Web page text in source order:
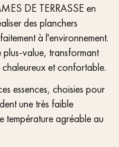
DE TERRASSE en
des planchers
à l'environnement.
value, transformant
et confortable.
essences, choisies pour
une très faible
température agréable au